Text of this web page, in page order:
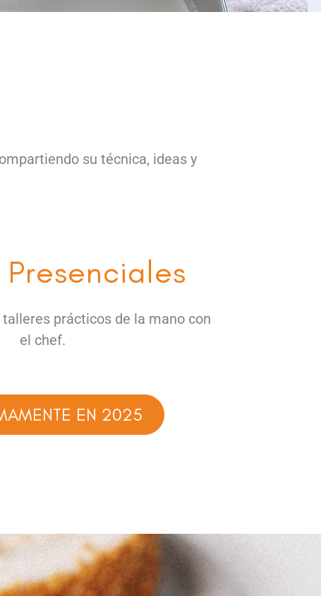
su técnica, ideas y
prácticos de la mano con
el chef.
EN 2025